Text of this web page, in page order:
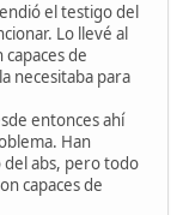
el testigo del
Lo llevé al
de
necesitaba para
entonces ahí
Han
del abs, pero todo
capaces de